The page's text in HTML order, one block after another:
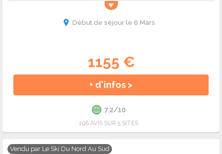
Début de séjour le 6 Mars
1155 €
+ d'infos >
7.2/10
196 AVIS SUR 5 SITES
Vendu par Le Ski Du Nord Au Sud